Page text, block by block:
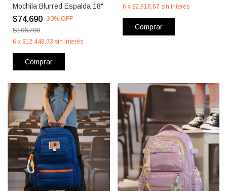
Mochila Blurred Espalda 18"
$74.690 -30% OFF
$106.700
6 x $12.448,33 sin interés
Comprar
6 x $2.916,67 sin interés
Comprar